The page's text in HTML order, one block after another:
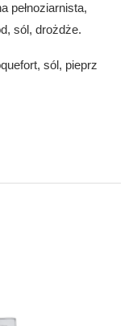
pełnoziarnista,
sól, drożdże.
sól, pieprz